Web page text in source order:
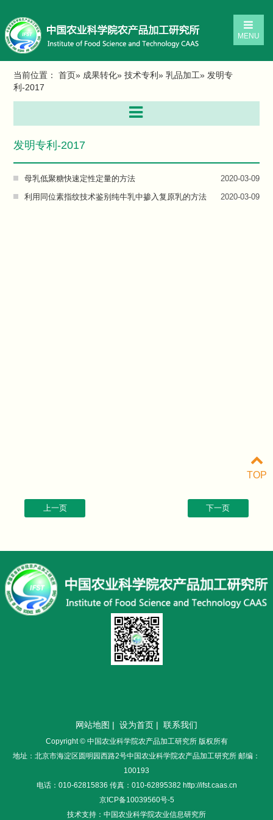
MENU
当前位置：首页» 成果转化»技术专利»乳品加工» 发明专
利-2017
发明专利-2017
2020-03-09
母乳低聚糖快速定性定量的方法
2020-03-09
利用同位素指纹技术鉴别纯牛乳中掺入复原乳的方法
上一页 下一页
网站地图 | 设为首页 | 联系我们
Copyright © 中国农业科学院农产品加工研究所 版权所有
地址：北京市海淀区圆明园西路2号中国农业科学院农产品加工研究所 邮编：
100193
电话：010-62815836 传真：010-62895382 http://ifst.caas.cn
京ICP备10039560号-5
技术支持：中国农业科学院农业信息研究所
TOP